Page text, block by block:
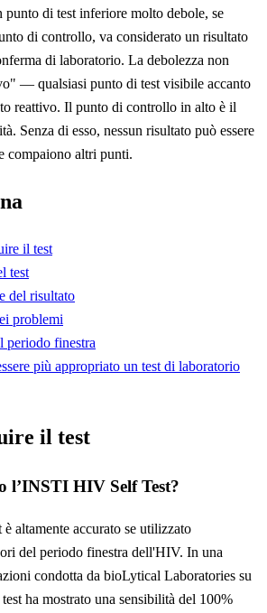
punto di test inferiore molto debole, se
di controllo, va considerato un risultato
di laboratorio. La debolezza non
— qualsiasi punto di test visibile accanto
reattivo. Il punto di controllo in alto è il
Senza di esso, nessun risultato può essere
compaiono altri punti.
il test
test
del risultato
problemi
periodo finestra
più appropriato un test di laboratorio
il test
l’INSTI HIV Self Test?
altamente accurato se utilizzato
del periodo finestra dell'HIV. In una
condotta da bioLytical Laboratories su
ha mostrato una sensibilità del 100%